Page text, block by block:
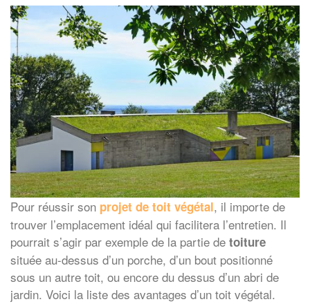
Pour réussir son projet de toit végétal, il importe de
trouver l’emplacement idéal qui facilitera l’entretien. Il
pourrait s’agir par exemple de la partie de toiture
située au-dessus d’un porche, d’un bout positionné
sous un autre toit, ou encore du dessus d’un abri de
jardin. Voici la liste des avantages d’un toit végétal.